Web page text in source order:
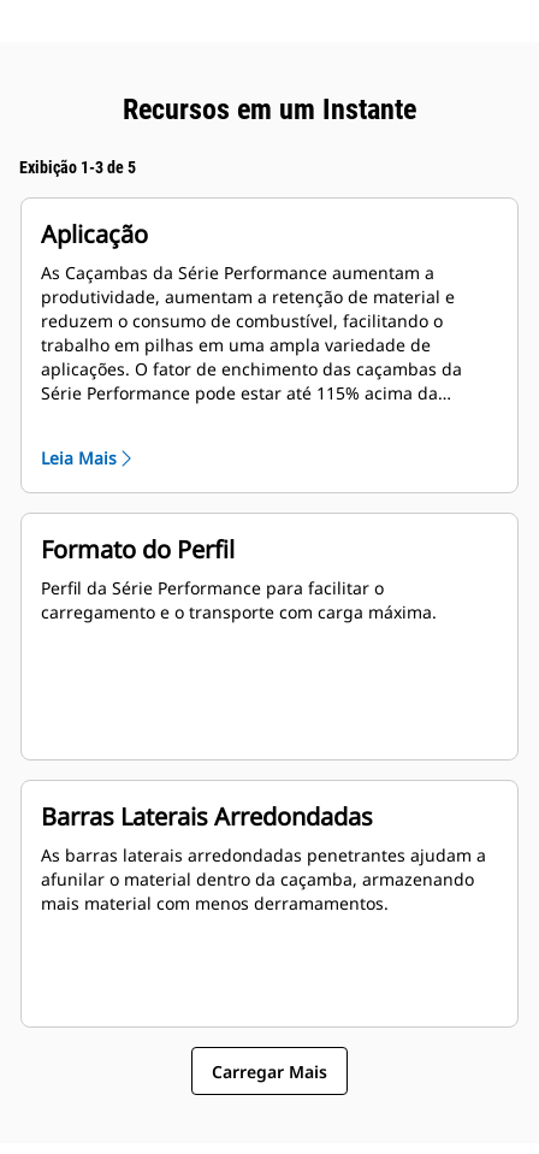
Recursos em um Instante
Exibição 1-3 de 5
Aplicação
As Caçambas da Série Performance aumentam a
produtividade, aumentam a retenção de material e
reduzem o consumo de combustível, facilitando o
trabalho em pilhas em uma ampla variedade de
aplicações. O fator de enchimento das caçambas da
Série Performance pode estar até 115% acima da
Leia Mais
Formato do Perfil
Perfil da Série Performance para facilitar o
carregamento e o transporte com carga máxima.
Barras Laterais Arredondadas
As barras laterais arredondadas penetrantes ajudam a
afunilar o material dentro da caçamba, armazenando
mais material com menos derramamentos.
Carregar Mais